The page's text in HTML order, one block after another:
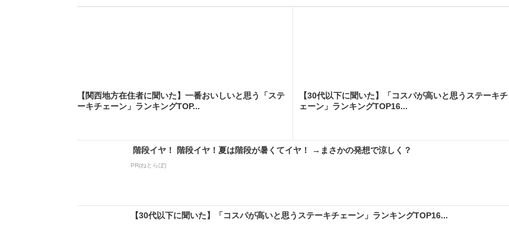
【関西地方在住者に聞いた】一番おいしいと思う「ステ
ーキチェーン」ランキングTOP...
【30代以下に聞いた】「コスパが高いと思うステーキチ
ェーン」ランキングTOP16...
階段イヤ！ 階段イヤ！夏は階段が暑くてイヤ！ →まさかの発想で涼しく？
PR(ねとらぼ)
【30代以下に聞いた】「コスパが高いと思うステーキチェーン」ランキングTOP16...